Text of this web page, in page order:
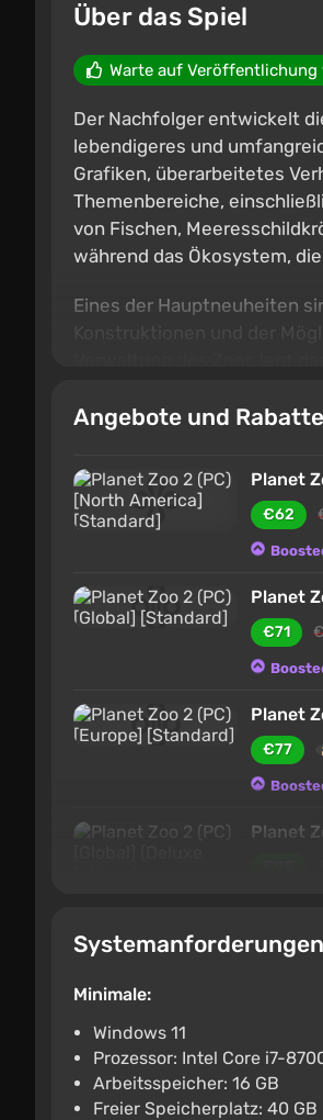
Über das Spiel
Warte auf Veröffentlichung
Der Nachfolger entwickelt
lebendigeres und
Grafiken, überarbeitetes
Themenbereiche,
von Fischen,
während das Ökosystem,
Eines der Hauptneuheiten
Konstruktionen und der
Wildnis entlassen. Das
Angebote und
Planet
€62
Planet
€71
Planet
€77
Planet
Planet
Planet
€22.58
Minimale:
Windows 11
Prozessor: Intel Core i7-
Arbeitsspeicher: 16 GB
Freier Speicherplatz: 40 GB